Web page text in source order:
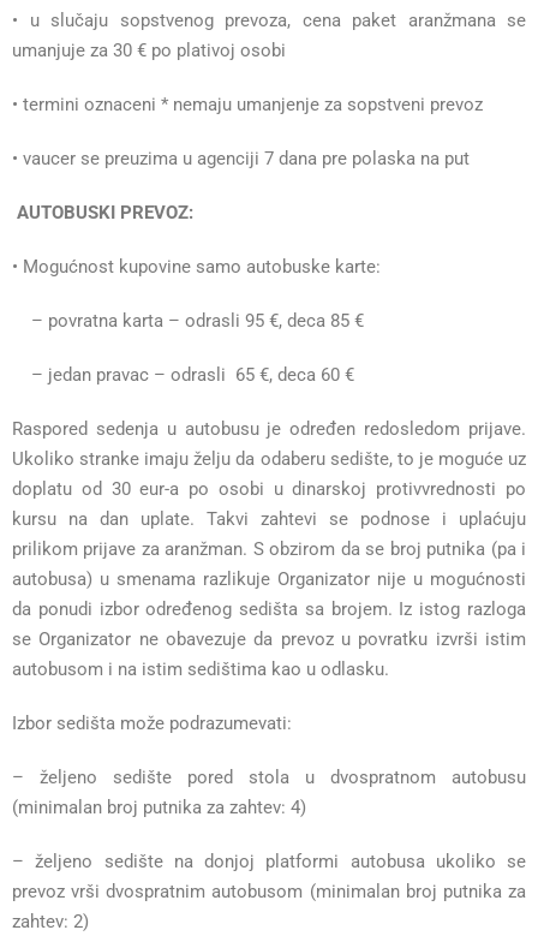
• u slučaju sopstvenog prevoza, cena paket aranžmana se
umanjuje za 30 € po plativoj osobi
• termini oznaceni * nemaju umanjenje za sopstveni prevoz
• vaucer se preuzima u agenciji 7 dana pre polaska na put
AUTOBUSKI PREVOZ:
• Mogućnost kupovine samo autobuske karte:
– povratna karta – odrasli 95 €, deca 85 €
– jedan pravac – odrasli 65 €, deca 60 €
Raspored sedenja u autobusu je određen redosledom prijave.
Ukoliko stranke imaju želju da odaberu sedište, to je moguće uz
doplatu od 30 eur-a po osobi u dinarskoj protivvrednosti po
kursu na dan uplate. Takvi zahtevi se podnose i uplaćuju
prilikom prijave za aranžman. S obzirom da se broj putnika (pa i
autobusa) u smenama razlikuje Organizator nije u mogućnosti
da ponudi izbor određenog sedišta sa brojem. Iz istog razloga
se Organizator ne obavezuje da prevoz u povratku izvrši istim
autobusom i na istim sedištima kao u odlasku.
Izbor sedišta može podrazumevati:
– željeno sedište pored stola u dvospratnom autobusu
(minimalan broj putnika za zahtev: 4)
– željeno sedište na donjoj platformi autobusa ukoliko se
prevoz vrši dvospratnim autobusom (minimalan broj putnika za
zahtev: 2)